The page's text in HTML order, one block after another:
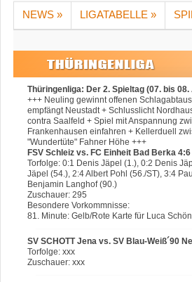
NEWS » LIGATABELLE »
Thüringenliga: Der 2. Spieltag (07. bis
+++ Neuling gewinnt offenen
empfängt Neustadt + Schlusslicht
contra Saalfeld + Spiel mit Anspannung
Frankenhausen einfahren + Kellerduell
"Wundertüte" Fahner Höhe +++
FSV Schleiz vs. FC Einheit Bad Berka
Torfolge: 0:1 Denis Jäpel (1.), 0:2 Denis
Jäpel (54.), 2:4 Albert Pohl (56./ST), 3:4
Benjamin Langhof (90.)
Zuschauer: 295
Besondere Vorkommnisse:
81. Minute: Gelb/Rote Karte für Luca
SV SCHOTT Jena vs. SV Blau-Weiß´90
Torfolge: xxx
Zuschauer: xxx